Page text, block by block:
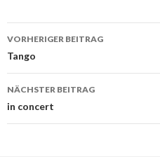
Beitrags-
Navigation
VORHERIGER BEITRAG
Tango
NÄCHSTER BEITRAG
in concert